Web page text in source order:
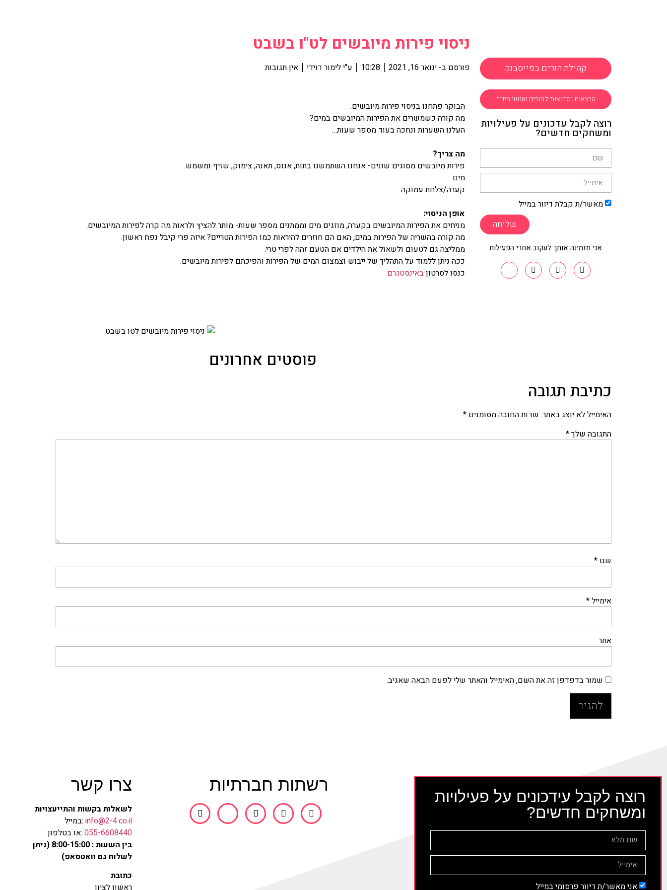
קהילת הורים בפייסבוק
הרצאות וסדנאות להורים ואנשי חינוך
רוצה לקבל עדכונים על פעילויות
ומשחקים חדשים?
מאשר/ת קבלת דיוור במייל
שליחה
אני מזמינה אותך לעקוב אחרי הפעילות
ניסוי פירות מיובשים לט"ו בשבט
פורסם ב- ינואר 16, 2021 10:28 ע"ילימור דוידי אין תגובות
הבוקר פתחנו בניסוי פירות מיובשים.
מה קורה כשמשרים את הפירות המיובשים במים?
העלנו השערות ונחכה בעוד מספר שעות…
מה צריך?
פירות מיובשים מסוגים שונים- אנחנו השתמשנו בתות, אננס, תאנה, צימוק, שזיף ומשמש.
מים
קערה/צלחת עמוקה
אופן הניסוי:
מניחים את הפירות המיובשים בקערה, מוזגים מים וממתנים מספר שעות- מותר להציץ ולראות מה קרה לפירות המיובשים.
מה קורה בהשריה של הפירות במים, האם הם חוזרים להיראות כמו הפירות הטריים? איזה פרי קיבל נפח ראשון.
ממליצה גם לטעום ולשאול את הילדים אם הטעם זהה לפרי טרי.
ככה ניתן ללמוד על התהליך של ייבוש וצמצום המים של הפירות והפיכתם לפירות מיובשים.
כנסו לסרטוןבאינסטגרם
פוסטים אחרונים
כתיבת תגובה
האימייל לא יוצג באתר. שדות החובה מסומנים *
התגובה שלך*
שם *
אימייל*
אתר
שמור בדפדפן זה את השם, האימייל והאתר שלי לפעם הבאה שאגיב.
רוצה לקבל עידכונים על פעילויות
ומשחקים חדשים?
אני מאשר/ת דיוור פרסומי במייל
רשתות חברתיות צרו קשר
לשאלות בקשות והתייעצויות
info@2-4.co.il:במייל
055-6608440:או בטלפון
בין השעות : 8:00-15:00 (ניתן
לשלוח גם וואטסאפ)
כתובת
ראשון לציון